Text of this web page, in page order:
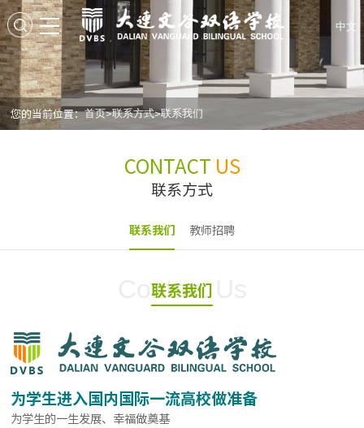
中文
您的当前位置：首页>联系方式>联系我们
CONTACT US
联系方式
联系我们 教师招聘
联系我们
Contact Us
为学生进入国内国际一流高校做准备
为学生的一生发展、幸福做奠基